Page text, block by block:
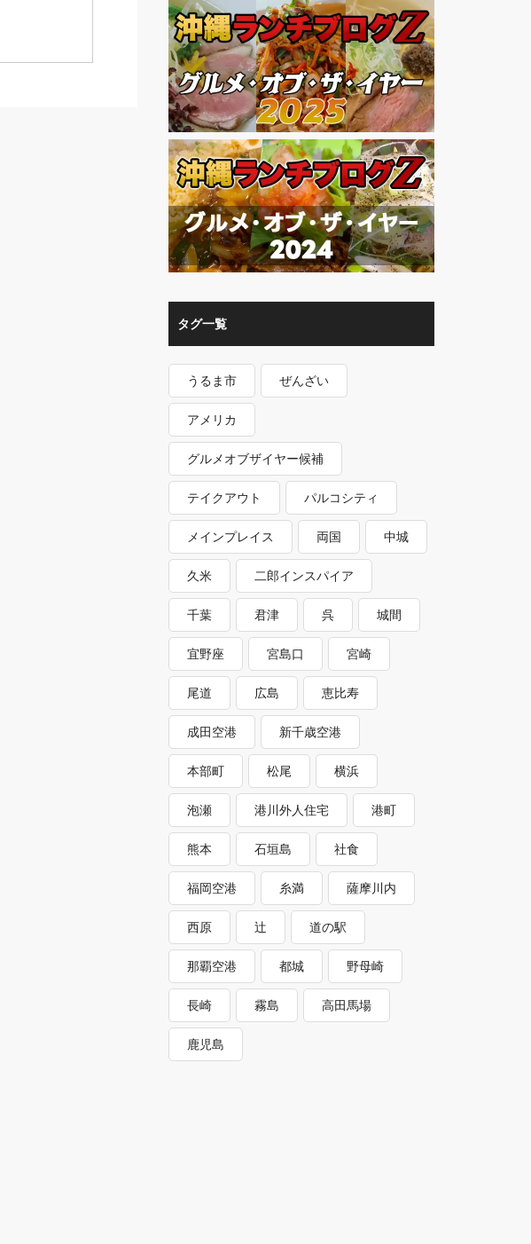
タグ一覧
うるま市 ぜんざい
アメリカ
グルメオブザイヤー候補
テイクアウト パルコシティ
メインプレイス 両国 中城
久米 二郎インスパイア
千葉 君津 呉 城間
宜野座 宮島口 宮崎
尾道 広島 恵比寿
成田空港 新千歳空港
本部町 松尾 横浜
泡瀬 港川外人住宅 港町
熊本 石垣島 社食
福岡空港 糸満 薩摩川内
西原 辻 道の駅
那覇空港 都城 野母崎
長崎 霧島 高田馬場
鹿児島